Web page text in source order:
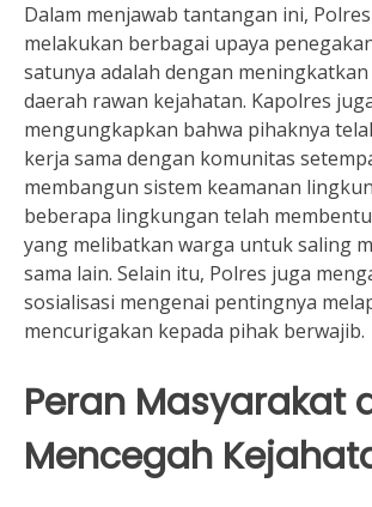
Dalam menjawab tantangan ini,
melakukan berbagai upaya
satunya adalah dengan
daerah rawan kejahatan. Kapolres
mengungkapkan bahwa pihaknya
kerja sama dengan komunitas
membangun sistem keamanan
beberapa lingkungan telah
yang melibatkan warga untuk saling
sama lain. Selain itu, Polres juga
sosialisasi mengenai pentingnya
mencurigakan kepada pihak berwajib.
Peran Masyarakat
Mencegah